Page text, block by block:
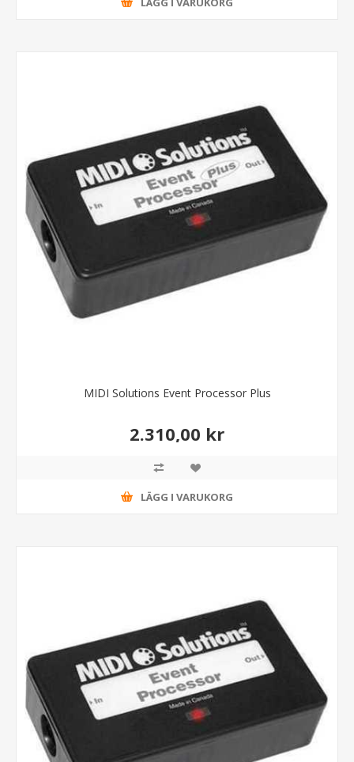
MIDI Solutions Event Processor Plus
2.310,00 kr
LÄGG I VARUKORG